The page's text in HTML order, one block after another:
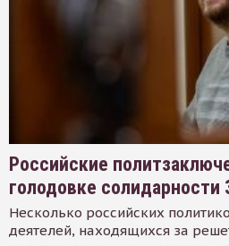
Российские
голодовке солидарности
Несколько российских
деятелей, находящихся за